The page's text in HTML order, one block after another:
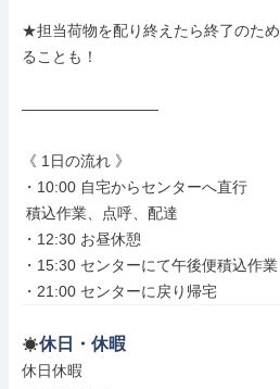
★担当荷物を配り終えたら終了のた
ることも！
―――――――――
《 1日の流れ 》
・10:00 自宅からセンターへ直行
・12:30 お昼休憩
・15:30 センターにて午後便積込作業
・21:00 センターに戻り帰宅
休日・休暇
休日休暇